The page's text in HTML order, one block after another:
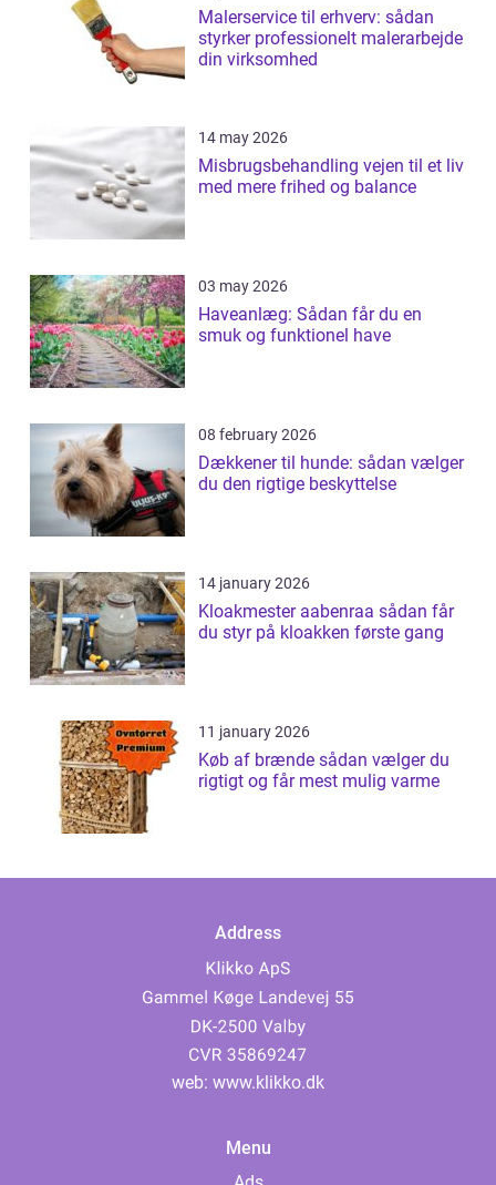
Malerservice til erhverv: sådan
styrker professionelt malerarbejde
din virksomhed
14 may 2026
Misbrugsbehandling vejen til et liv
med mere frihed og balance
03 may 2026
Haveanlæg: Sådan får du en
smuk og funktionel have
08 february 2026
Dækkener til hunde: sådan vælger
du den rigtige beskyttelse
14 january 2026
Kloakmester aabenraa sådan får
du styr på kloakken første gang
11 january 2026
Køb af brænde sådan vælger du
rigtigt og får mest mulig varme
Address
web: www.klikko.dk
Menu